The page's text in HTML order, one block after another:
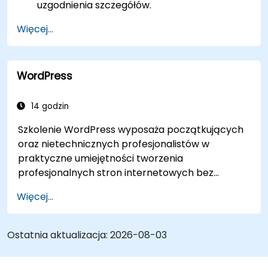
uzgodnienia szczegółów.
Więcej...
WordPress
14 godzin
Szkolenie WordPress wyposaża początkujących
oraz nietechnicznych profesjonalistów w
praktyczne umiejętności tworzenia
profesjonalnych stron internetowych bez
podstawowe zasady instalacji WordPress,
zarządzania treścią za pomocą wpisów, stron i
mediów oraz opcji konfiguracji. Prezentuje
sprawdzone metody wyboru między
WordPress.com a WordPress.org, wyboru i
Więcej...
Ostatnia aktualizacja: 2026-08-03